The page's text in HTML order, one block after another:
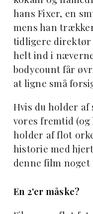
hans Fixer, en
mens han
tidligere direktør
helt ind i
bodycount får
at ligne små
Hvis du holder
vores fremtid (og
holder af flot
historie med
denne film noget
En 2'er måske?